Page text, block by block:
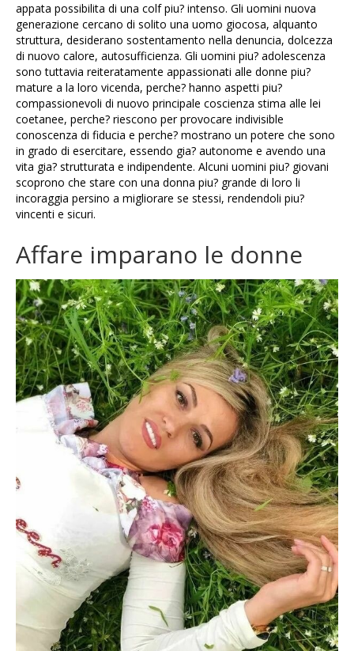
appata possibilita di una colf piu? intenso. Gli uomini nuova
generazione cercano di solito una uomo giocosa, alquanto
struttura, desiderano sostentamento nella denuncia, dolcezza
di nuovo calore, autosufficienza. Gli uomini piu? adolescenza
sono tuttavia reiteratamente appassionati alle donne piu?
mature a la loro vicenda, perche? hanno aspetti piu?
compassionevoli di nuovo principale coscienza stima alle lei
coetanee, perche? riescono per provocare indivisible
conoscenza di fiducia e perche? mostrano un potere che sono
in grado di esercitare, essendo gia? autonome e avendo una
vita gia? strutturata e indipendente. Alcuni uomini piu? giovani
scoprono che stare con una donna piu? grande di loro li
incoraggia persino a migliorare se stessi, rendendoli piu?
vincenti e sicuri.
Affare imparano le donne